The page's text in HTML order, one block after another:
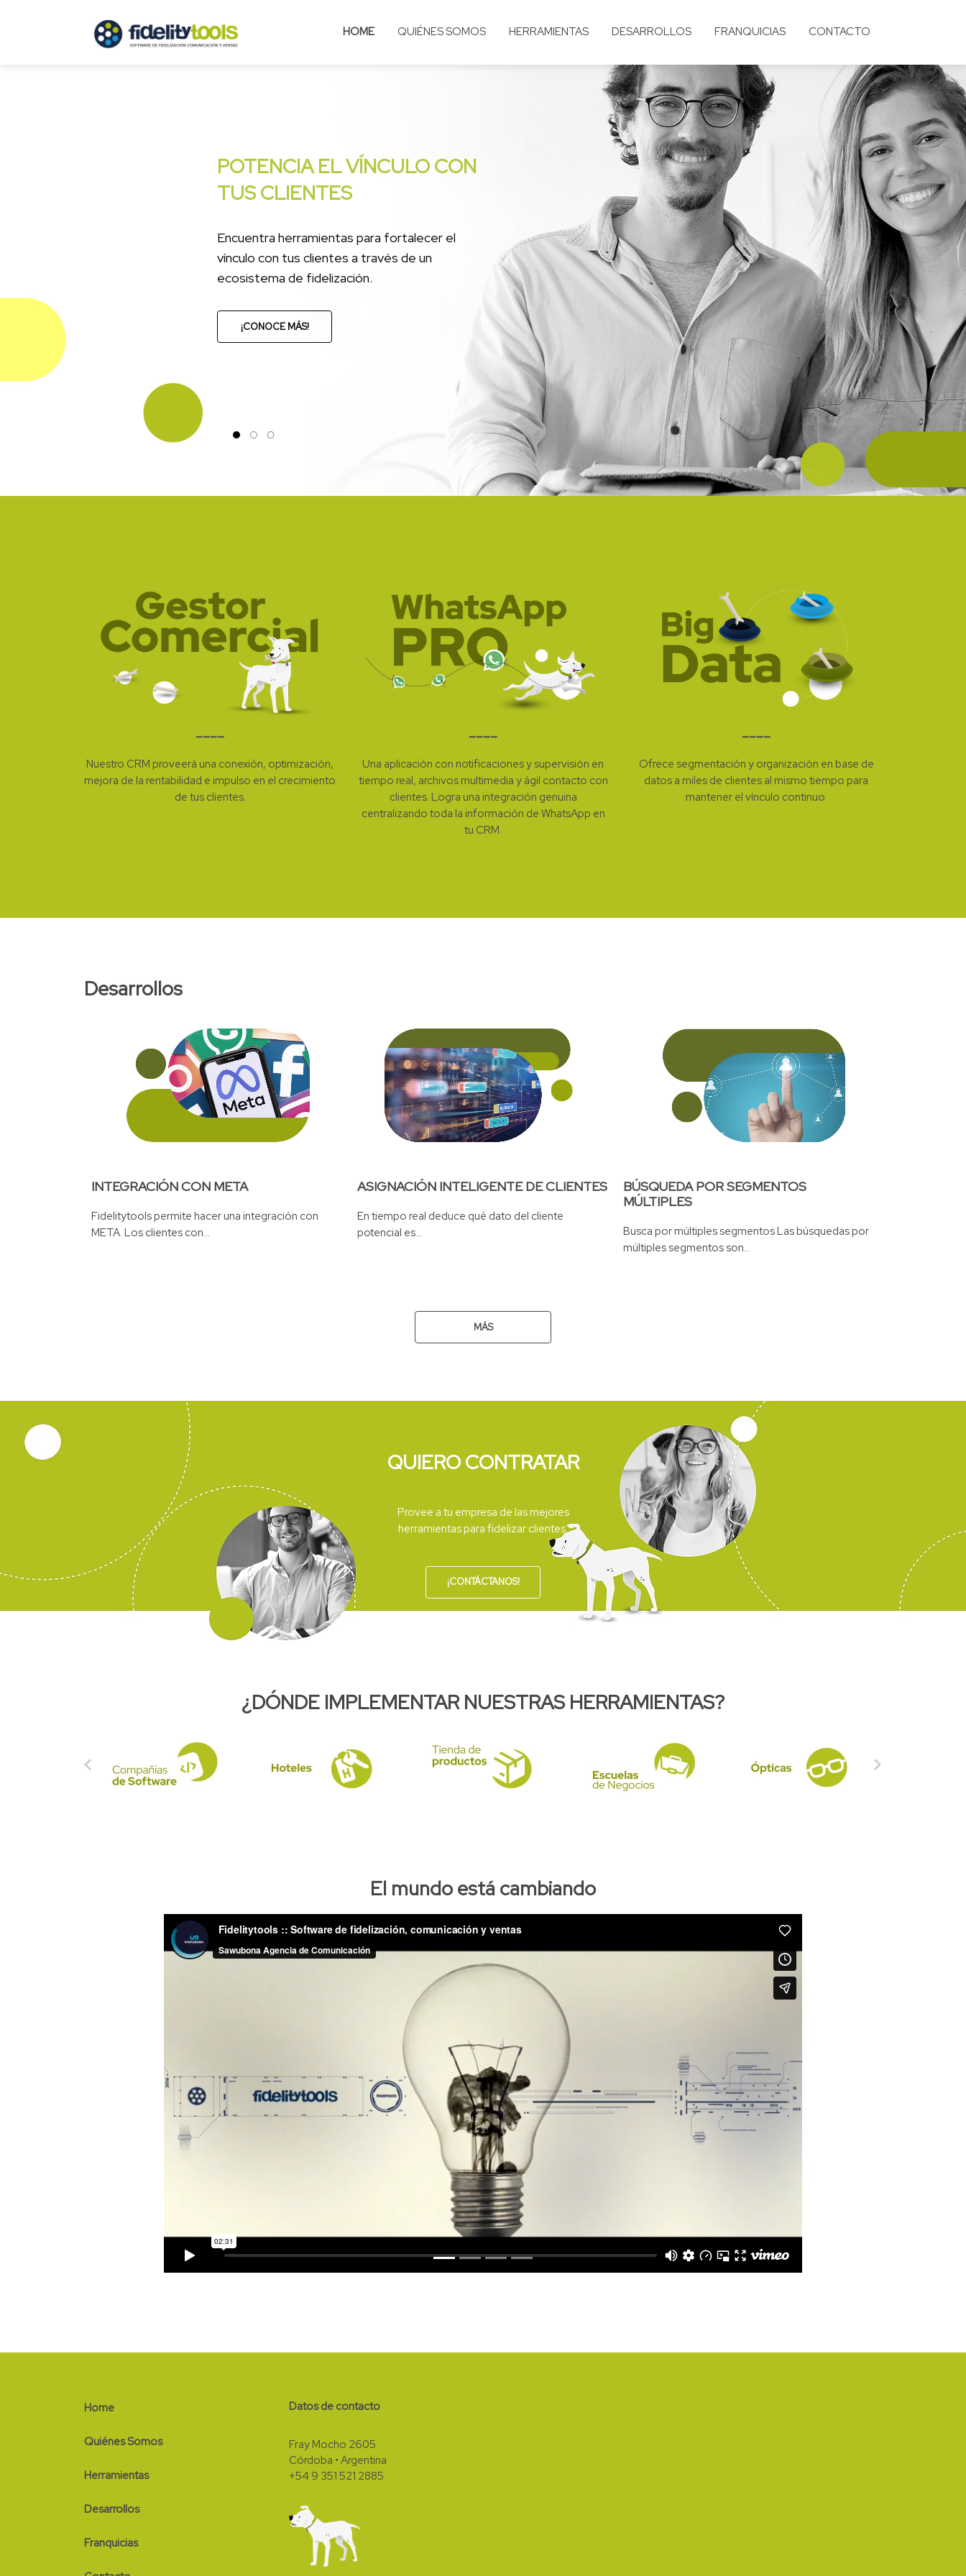
HOME QUIÉNES SOMOS HERRAMIENTAS DESARROLLOS FRANQUICIAS CONTACTO
TRABAJA CON BOTS DE
Miles de datos analizados en segundos para
––––
Nuestro CRM proveerá una conexión, optimización,
mejora de la rentabilidad e impulso en el crecimiento
de tus clientes.
––––
Una aplicación con notificaciones y supervisión en
tiempo real, archivos multimedia y ágil contacto con
clientes. Logra una integración genuina
centralizando toda la información de WhatsApp en
tu CRM.
––––
Ofrece segmentación y organización en base de
datos a miles de clientes al mismo tiempo para
mantener el vínculo continuo.
Desarrollos
INTEGRACIÓN CON META
Fidelitytools permite hacer una integración con
META. Los clientes con...
ASIGNACIÓN INTELIGENTE DE CLIENTES
En tiempo real deduce qué dato del cliente
potencial es...
BÚSQUEDA POR SEGMENTOS
MÚLTIPLES
Busca por múltiples segmentos Las búsquedas por
múltiples segmentos son...
MÁS
QUIERO CONTRATAR
Provee a tu empresa de las mejores
herramientas para fidelizar clientes.
¡CONTÁCTANOS!
¿DÓNDE IMPLEMENTAR NUESTRAS HERRAMIENTAS?
Anterior
Gestor Comercial
Home
Quiénes Somos
Herramientas
Desarrollos
Franquicias
Datos de contacto
Fray Mocho 2605
Córdoba • Argentina
+54 9 351 521 2885